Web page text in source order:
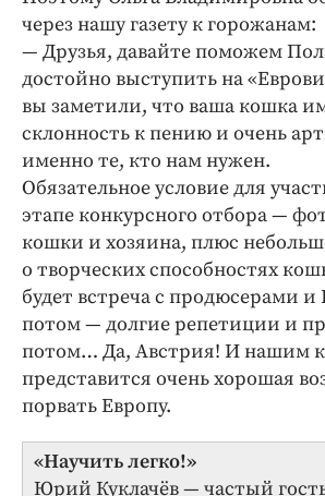
через нашу газету к горожанам:
— Друзья, давайте поможем
достойно выступить на
вы заметили, что ваша кошка
склонность к пению и очень
именно те, кто нам нужен.
Обязательное условие для
этапе конкурсного отбора —
кошки и хозяина, плюс
о творческих способностях
будет встреча с продюсерами и
потом — долгие репетиции и
потом… Да, Австрия! И нашим
представится очень хорошая
порвать Европу.
«Научить легко!»
Юрий Куклачёв — частый